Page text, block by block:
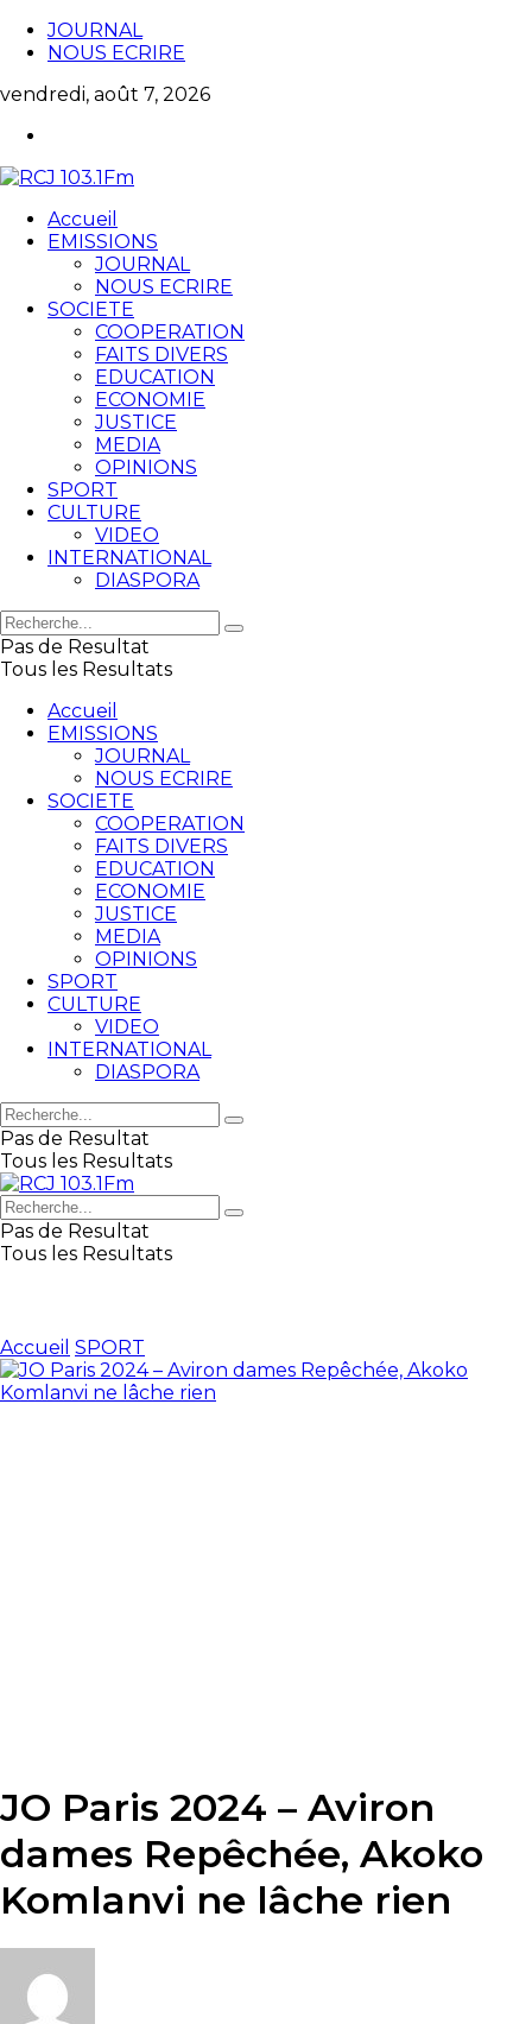
JOURNAL
NOUS ECRIRE
vendredi, août 7, 2026
Accueil
EMISSIONS
JOURNAL
NOUS ECRIRE
SOCIETE
COOPERATION
FAITS DIVERS
EDUCATION
ECONOMIE
JUSTICE
MEDIA
OPINIONS
SPORT
CULTURE
VIDEO
INTERNATIONAL
DIASPORA
Pas de Resultat
Tous les Resultats
Accueil
EMISSIONS
JOURNAL
NOUS ECRIRE
SOCIETE
COOPERATION
FAITS DIVERS
EDUCATION
ECONOMIE
JUSTICE
MEDIA
OPINIONS
SPORT
CULTURE
VIDEO
INTERNATIONAL
DIASPORA
Pas de Resultat
Tous les Resultats
Pas de Resultat
Tous les Resultats
Accueil SPORT
JO Paris 2024 – Aviron
dames Repêchée, Akoko
Komlanvi ne lâche rien